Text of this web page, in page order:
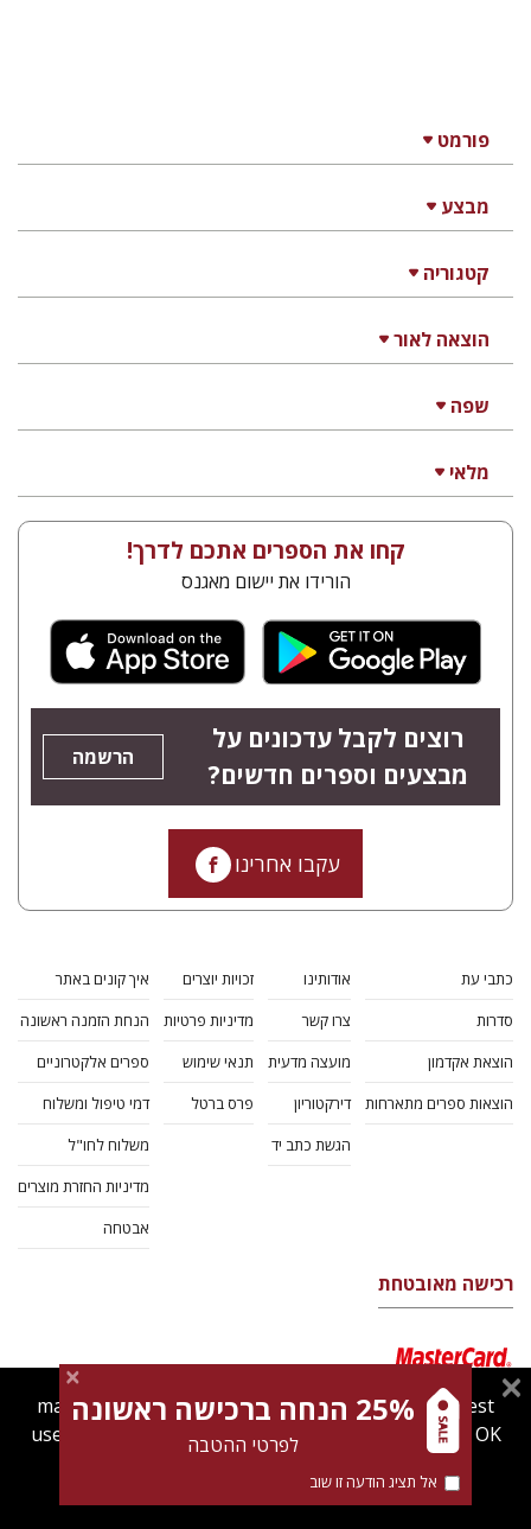
פורמט
מבצע
קטגוריה
הוצאה לאור
שפה
מלאי
קחו את הספרים אתכם לדרך!
הורידו את יישום מאגנס
רוצים לקבל עדכונים על
מבצעים וספרים חדשים?
הרשמה
עקבו אחרינו
כתבי עת
סדרות
הוצאת אקדמון
הוצאות ספרים מתארחות
אודותינו
צרו קשר
מועצה מדעית
דירקטוריון
הגשת כתב יד
זכויות יוצרים
מדיניות פרטיות
תנאי שימוש
פרס ברטל
איך קונים באתר
הנחת הזמנה ראשונה
ספרים אלקטרוניים
דמי טיפול ומשלוח
משלוח לחו"ל
מדיניות החזרת מוצרים
אבטחה
רכישה מאובטחת
magnespress.co.il uses cookies to give you the best
user experience. Using this website means you're OK
Find out more about ourcookies policy
25% הנחה ברכישה ראשונה
לפרטי ההטבה
אל תציג הודעה זו שוב